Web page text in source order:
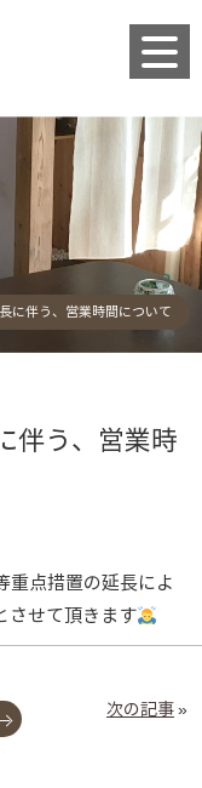
に伴う、営業時間について
伴う、営業時
重点措置の延長によ
させて頂きます
次の記事»